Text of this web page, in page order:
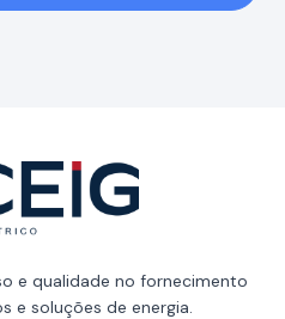
e qualidade no fornecimento
e soluções de energia.